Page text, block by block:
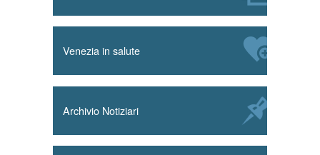
Venezia in salute
Archivio Notiziari